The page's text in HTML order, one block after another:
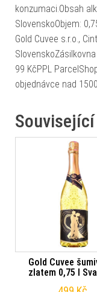
konzumaci.Obsah
SlovenskoObjem:
Gold Cuvee s.r.o.,
99 KčPPL
objednávce nad
Gold Cuvee
zlatem 0,75 l